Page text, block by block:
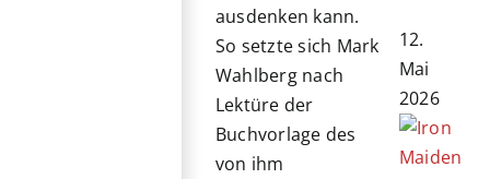
ausdenken kann.
So setzte sich Mark
Wahlberg nach
Lektüre der
Buchvorlage des
von ihm
12.
Mai
2026